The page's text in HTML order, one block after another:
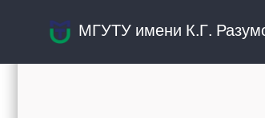
МГУТУ имени К.Г.